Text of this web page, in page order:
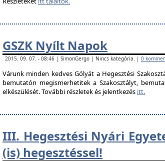
GSZK Nyílt Napok
2015. 09. 07. - 08:46 | SimonGergo | Nincs kategória. | 0
Várunk minden kedves Gólyát a Hegesztési
bemutatón megismerhetitek a Szakosztályt,
elkészülését. További részletek és jelentkezés itt.
III. Hegesztési Nyári
(is) hegesztéssel!